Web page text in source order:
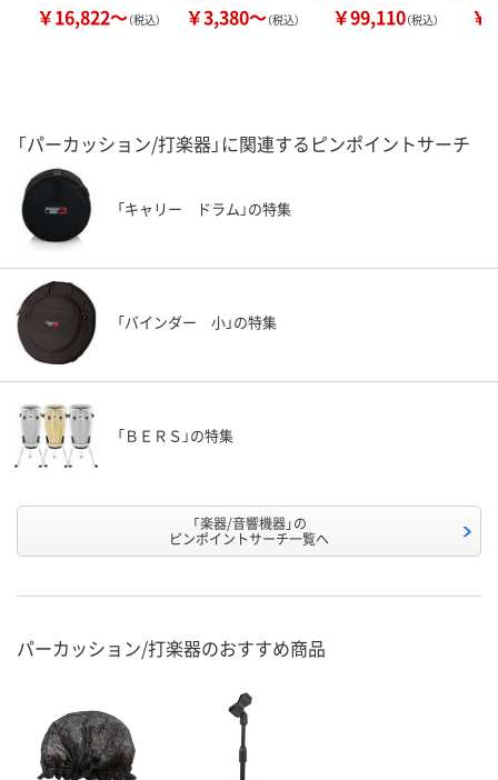
￥16,822～（税込） ￥3,380～（税込） ￥99,110（税込） ￥
「パーカッション/打楽器」に関連するピンポイントサーチ
「キャリー ドラム」の特集
「バインダー 小」の特集
「ＢＥＲＳ」の特集
「楽器/音響機器」の
ピンポイントサーチ一覧へ
パーカッション/打楽器のおすすめ商品